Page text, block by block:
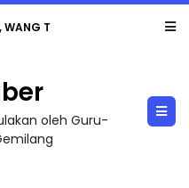
#ALLINONE #141 #...
oleh Guru-